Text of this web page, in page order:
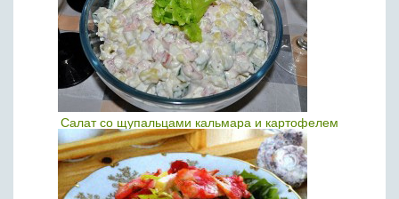
Салат со щупальцами кальмара и картофелем